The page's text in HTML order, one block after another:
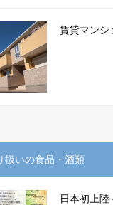
賃貸マンシ
扱いの食品・酒類
日本初上陸